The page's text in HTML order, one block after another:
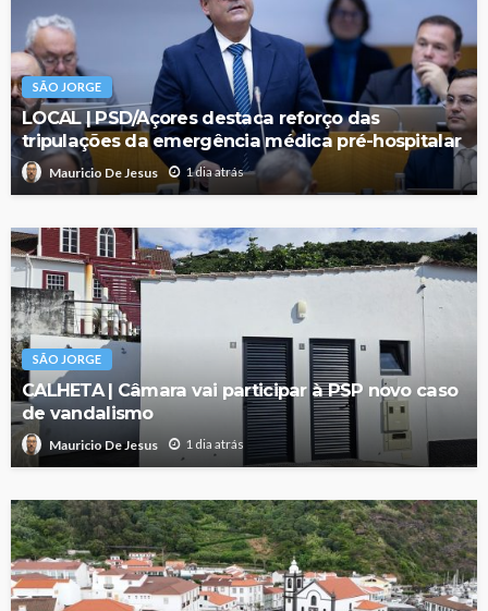
SÃO JORGE
LOCAL | PSD/Açores destaca reforço das
tripulações da emergência médica pré-hospitalar
Mauricio De Jesus 1 dia atrás
SÃO JORGE
CALHETA | Câmara vai participar à PSP novo caso
de vandalismo
Mauricio De Jesus 1 dia atrás